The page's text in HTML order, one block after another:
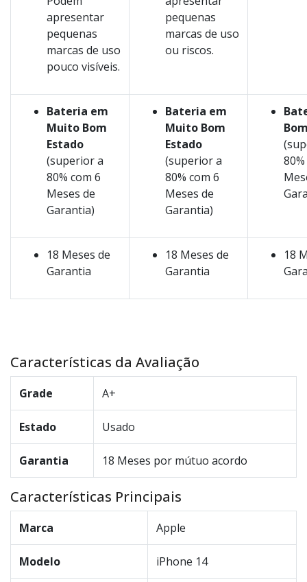
apresentar
pequenas
marcas de uso
pouco visíveis.
pequenas
marcas de uso
ou riscos.
Bateria em
Muito Bom
Estado
(superior a
80% com 6
Meses de
Garantia)
Bateria em
Muito Bom
Estado
(superior a
80% com 6
Meses de
Garantia)
18 Meses de
Garantia
18 Meses de
Garantia
18
Características da Avaliação
Grade A+
Estado Usado
Garantia 18 Meses por mútuo acordo
Características Principais
Marca Apple
Modelo iPhone 14